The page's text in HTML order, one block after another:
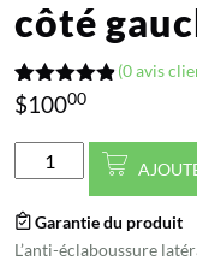
côté
Noté4.80
sur 5
basé sur
5
notations
client
(0 avis
$10000
quantité
de
Anti-
éclaboussure
Garantie du produit
L’anti-éclaboussure